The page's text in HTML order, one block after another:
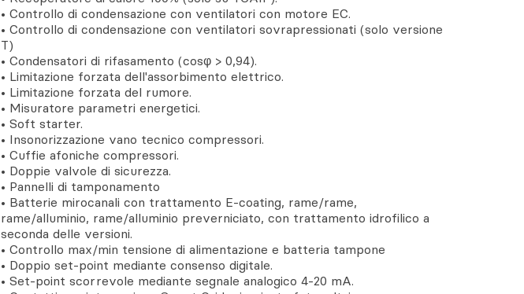
• Controllo di condensazione con ventilatori con motore EC.
• Controllo di condensazione con ventilatori sovrapressionati (solo versione
T)
• Condensatori di rifasamento (cosφ > 0,94).
• Limitazione forzata dell'assorbimento elettrico.
• Limitazione forzata del rumore.
• Misuratore parametri energetici.
• Soft starter.
• Insonorizzazione vano tecnico compressori.
• Cuffie afoniche compressori.
• Doppie valvole di sicurezza.
• Pannelli di tamponamento
• Batterie mirocanali con trattamento E-coating, rame/rame,
rame/alluminio, rame/alluminio preverniciato, con trattamento idrofilico a
seconda delle versioni.
• Controllo max/min tensione di alimentazione e batteria tampone
• Doppio set-point mediante consenso digitale.
• Set-point scorrevole mediante segnale analogico 4-20 mA.